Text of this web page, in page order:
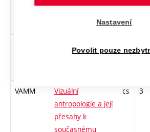
permakulturního
VAMM
Vizuální
antropologie a její
přesahy k
současnému
cs 3
Nastavení
Povolit pouze